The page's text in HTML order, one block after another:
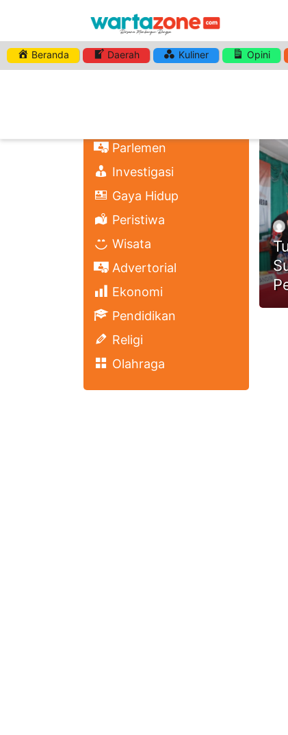
Beranda Daerah Kuliner Opini
Parlemen
Investigasi
Gaya Hidup
Peristiwa
Wisata
Advertorial
Ekonomi
Pendidikan
Religi
Olahraga